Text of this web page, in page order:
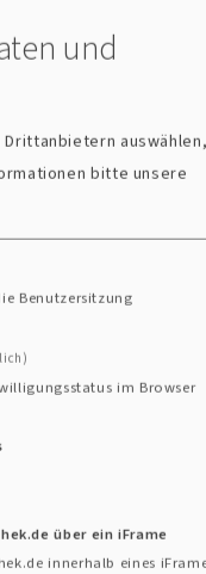
Deggendorf
und
bitte unsere
Benutzersitzung
im Browser
über ein iFrame
innerhalb eines